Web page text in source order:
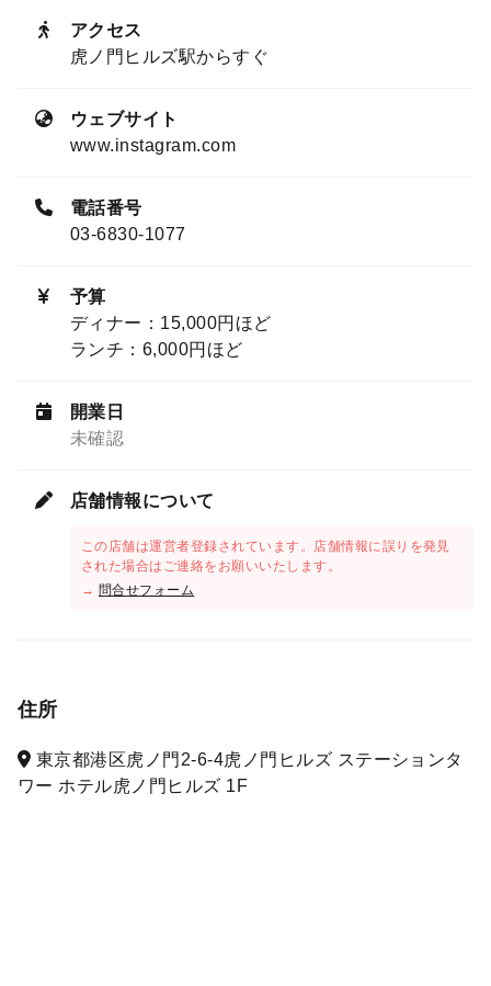
アクセス
虎ノ門ヒルズ駅からすぐ
ウェブサイト
www.instagram.com
電話番号
03-6830-1077
予算
ディナー：15,000円ほど
ランチ：6,000円ほど
開業日
未確認
店舗情報について
この店舗は運営者登録されています。店舗情報に誤りを発見
された場合はご連絡をお願いいたします。
→ 問合せフォーム
住所
東京都港区虎ノ門2-6-4虎ノ門ヒルズ ステーションタ
ワー ホテル虎ノ門ヒルズ 1F